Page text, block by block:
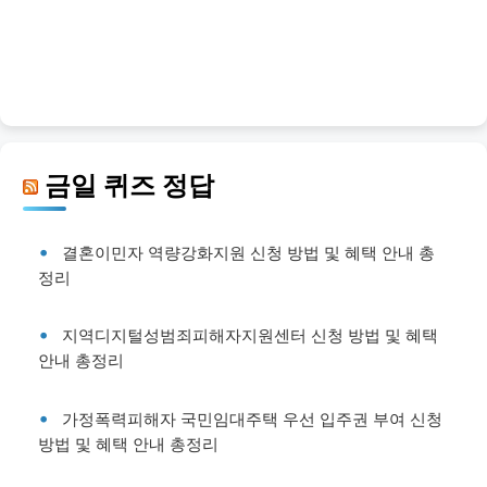
금일 퀴즈 정답
결혼이민자 역량강화지원 신청 방법 및 혜택 안내 총
정리
지역디지털성범죄피해자지원센터 신청 방법 및 혜택
안내 총정리
가정폭력피해자 국민임대주택 우선 입주권 부여 신청
방법 및 혜택 안내 총정리